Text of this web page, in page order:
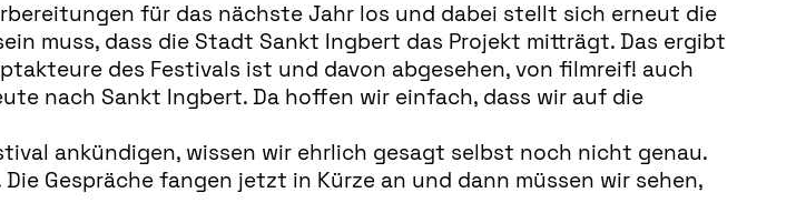
für das nächste Jahr los und dabei stellt sich erneut die
muss, dass die Stadt Sankt Ingbert das Projekt mitträgt. Das ergibt
des Festivals ist und davon abgesehen, von filmreif! auch
nach Sankt Ingbert. Da hoffen wir einfach, dass wir auf die
ankündigen, wissen wir ehrlich gesagt selbst noch nicht genau.
Gespräche fangen jetzt in Kürze an und dann müssen wir sehen,